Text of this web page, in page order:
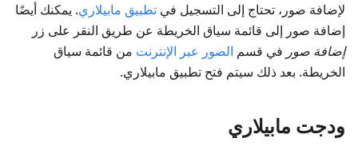
لإضافة صور، تحتاج إلى التسجيل في تطبيق مابيلاري. يمكنك أيضًا
إضافة صور إلى قائمة سياق الخريطة عن طريق النقر على زر
إضافة صور في قسم الصور عبر الإنترنت من قائمة سياق
الخريطة. بعد ذلك سيتم فتح تطبيق مابيلاري.
ودجت مابيلاري